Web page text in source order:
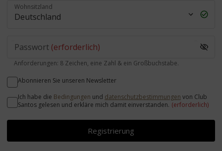
Wohnsitzland
Passwort (erforderlich)
Anforderungen: 8 Zeichen, eine Zahl & ein Großbuchstabe.
Abonnieren Sie unseren Newsletter
Ich habe die Bedingungen und datenschutzbestimmungen von Club
Santos gelesen und erkläre mich damit einverstanden. (erforderlich)
Registrierung